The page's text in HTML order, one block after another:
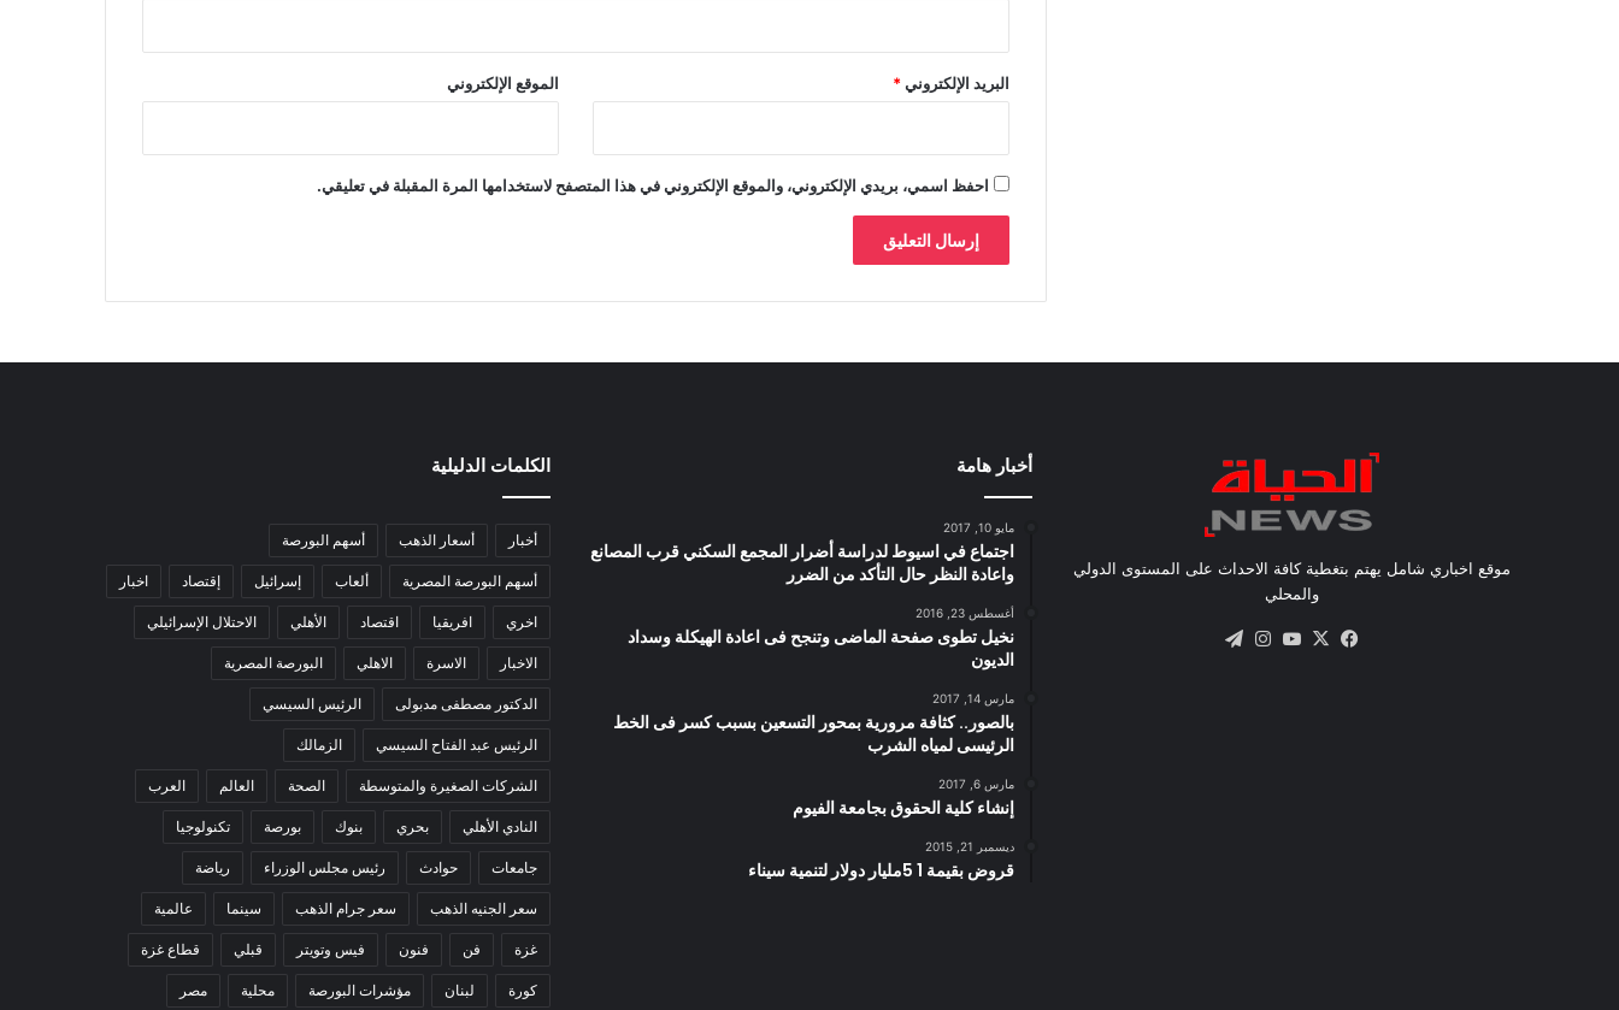
البريد الإلكتروني* الموقع الإلكتروني
احفظ اسمي، بريدي الإلكتروني، والموقع الإلكتروني في هذا المتصفح لاستخدامها المرة المقبلة في تعليقي.
موقع اخباري شامل يهتم بتغطية كافة الاحداث على المستوى الدولي
والمحلي
فيسبوك
X يوتيوبانستقرام
أخبار هامة
مايو 10, 2017
اجتماع في اسيوط لدراسة أضرار المجمع السكني قرب المصانع
واعادة النظر حال التأكد من الضرر
أغسطس 23, 2016
نخيل تطوى صفحة الماضى وتنجح فى اعادة الهيكلة وسداد
الديون
مارس 14, 2017
بالصور.. كثافة مرورية بمحور التسعين بسبب كسر فى الخط
الرئيسى لمياه الشرب
مارس 6, 2017
إنشاء كلية الحقوق بجامعة الفيوم
ديسمبر 21, 2015
قروض بقيمة 1 5مليار دولار لتنمية سيناء
الكلمات الدليلية
أخبار أسعار الذهب أسهم البورصة
أسهم البورصة المصرية ألعاب إسرائيل إقتصاد اخبار
اخري افريقيا اقتصاد الأهلي الاحتلال الإسرائيلي
الاخبار الاسرة الاهلي البورصة المصرية
الدكتور مصطفى مدبولى الرئيس السيسي
الرئيس عبد الفتاح السيسي الزمالك
الشركات الصغيرة والمتوسطة الصحة العالم العرب
النادي الأهلي بحري بنوك بورصة تكنولوجيا
جامعات حوادث رئيس مجلس الوزراء رياضة
سعر الجنيه الذهب سعر جرام الذهب سينما عالمية
غزة فن فنون فيس وتويتر قبلي قطاع غزة
كورة لبنان مؤشرات البورصة محلية مصر